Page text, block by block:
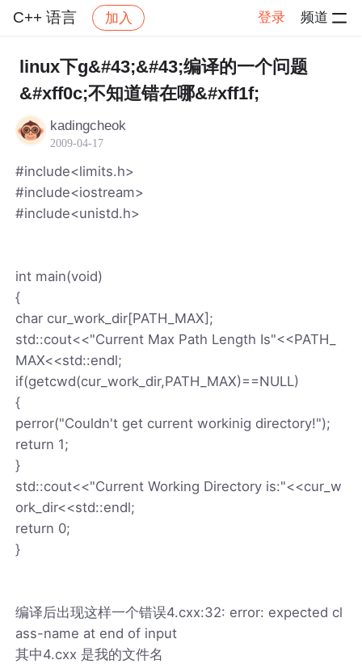
C++ 语言 加入 登录 频道
社区 C++ 语言 帖子详情
linux下g&#43;&#43;编译的一个问题
&#xff0c;不知道错在哪&#xff1f;
kadingcheok
2009-04-17
#include<limits.h>
#include<iostream>
#include<unistd.h>
int main(void)
{
char cur_work_dir[PATH_MAX];
std::cout<<"Current Max Path Length Is"<<PATH_
MAX<<std::endl;
if(getcwd(cur_work_dir,PATH_MAX)==NULL)
{
perror("Couldn't get current workinig directory!");
return 1;
}
std::cout<<"Current Working Directory is:"<<cur_w
ork_dir<<std::endl;
return 0;
}
编译后出现这样一个错误4.cxx:32: error: expected cl
ass-name at end of input
其中4.cxx 是我的文件名